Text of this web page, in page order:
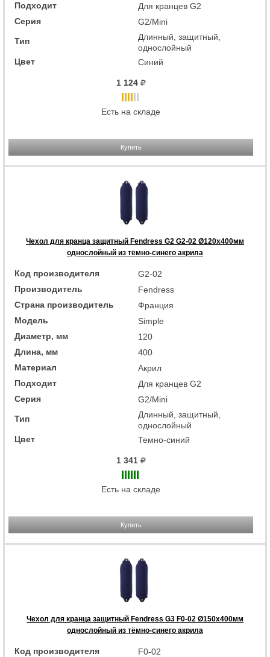
Подходит
Для кранцев G2
Серия
G2/Mini
Тип
Длинный, защитный,
однослойный
Цвет
Синий
1 124
Есть на складе
Купить
Чехол для кранца защитный Fendress G2 G2-02 Ø120х400мм
однослойный из тёмно-синего акрила
Код производителя
G2-02
Производитель
Fendress
Страна производитель
Франция
Модель
Simple
Диаметр, мм
120
Длина, мм
400
Материал
Акрил
Подходит
Для кранцев G2
Серия
G2/Mini
Тип
Длинный, защитный,
однослойный
Цвет
Темно-синий
1 341
Есть на складе
Купить
Чехол для кранца защитный Fendress G3 F0-02 Ø150х400мм
однослойный из тёмно-синего акрила
Код производителя
F0-02